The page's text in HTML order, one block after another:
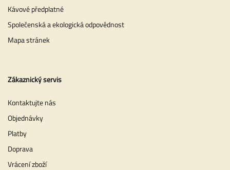
Kávové předplatné
Společenská a ekologická odpovědnost
Mapa stránek
Zákaznický servis
Kontaktujte nás
Objednávky
Platby
Doprava
Vrácení zboží